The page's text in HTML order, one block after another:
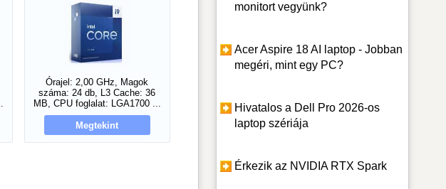
Órajel: 2,00 GHz, Magok
száma: 24 db, L3 Cache: 36
MB, CPU foglalat: LGA1700 ...
Megtekint
monitort vegyünk?
Acer Aspire 18 AI laptop - Jobban
megéri, mint egy PC?
Hivatalos a Dell Pro 2026-os
laptop szériája
Érkezik az NVIDIA RTX Spark